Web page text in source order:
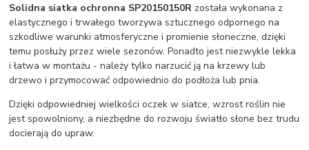
Solidna siatka ochronna SP20150150R została wykonana z
elastycznego i trwałego tworzywa sztucznego odpornego na
szkodliwe warunki atmosferyczne i promienie słoneczne, dzięki
temu posłuży przez wiele sezonów. Ponadto jest niezwykle lekka
i łatwa w montażu - należy tylko narzucić ją na krzewy lub
drzewo i przymocować odpowiednio do podłoża lub pnia.
Dzięki odpowiedniej wielkości oczek w siatce, wzrost roślin nie
jest spowolniony, a niezbędne do rozwoju światło słone bez trudu
docierają do upraw.